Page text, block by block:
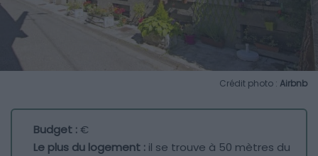
Crédit photo : Airbnb
Budget :€
Le plus du logement : il se trouve à 50 mètres du